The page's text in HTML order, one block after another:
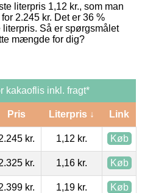
literpris 1,12 kr., som man
2.245 kr. Det er 36 %
Så er spørgsmålet
mængde for dig?
kakaoflis inkl. fragt*
Pris Literpris ↓ Link
kr. 1,12 kr. Køb
kr. 1,16 kr. Køb
kr. 1,19 kr. Køb